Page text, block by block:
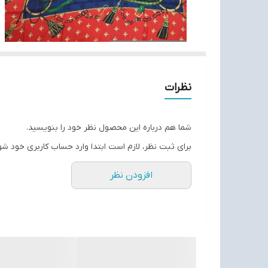
نظرات
شما هم درباره این محصول نظر خود را بنویسید.
برای ثبت نظر، لازم است ابتدا وارد حساب کاربری خود
افزودن نظر